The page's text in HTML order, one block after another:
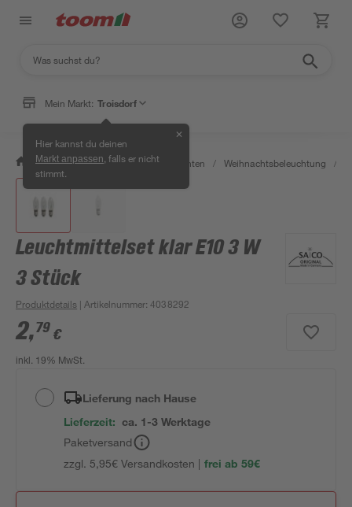
Mein Markt: Troisdorf
Hier kannst du deinen
Markt anpassen , falls er nicht
stimmt.
✕
/ Wohnen & Haushalt / Weihnachten / Weihnachtsbeleuchtung /
Leuchtmittelset klar E10 3 W
3 Stück
Produktdetails | Artikelnummer:4038292
2,79 €
inkl. 19% MwSt.
Lieferung nach Hause
Lieferzeit: ca. 1-3 Werktage
Paketversand
zzgl. 5,95€ Versandkosten | frei ab 59€